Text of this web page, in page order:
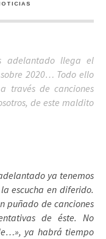
adelantado llega el
2020… Todo ello
través de canciones
de este maldito
ya tenemos
escucha en diferido.
puñado de canciones
de éste. No
ya habrá tiempo